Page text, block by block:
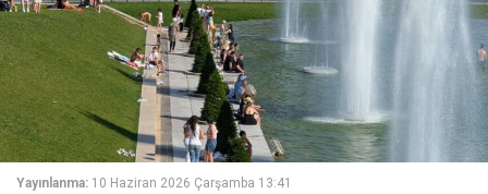
Yayınlanma: 10 Haziran 2026 Çarşamba 13:41